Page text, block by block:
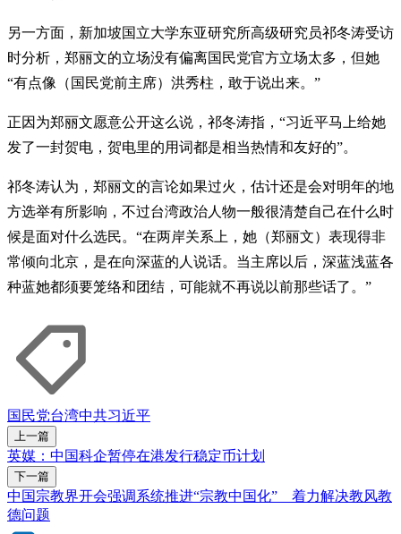
另一方面，新加坡国立大学东亚研究所高级研究员祁冬涛受访
时分析，郑丽文的立场没有偏离国民党官方立场太多，但她
“有点像（国民党前主席）洪秀柱，敢于说出来。”
正因为郑丽文愿意公开这么说，祁冬涛指，“习近平马上给她
发了一封贺电，贺电里的用词都是相当热情和友好的”。
祁冬涛认为，郑丽文的言论如果过火，估计还是会对明年的地
方选举有所影响，不过台湾政治人物一般很清楚自己在什么时
候是面对什么选民。“在两岸关系上，她（郑丽文）表现得非
常倾向北京，是在向深蓝的人说话。当主席以后，深蓝浅蓝各
种蓝她都须要笼络和团结，可能就不再说以前那些话了。”
国民党台湾中共习近平
上一篇
英媒：中国科企暂停在港发行稳定币计划
下一篇
中国宗教界开会强调系统推进“宗教中国化” 着力解决教风教
德问题